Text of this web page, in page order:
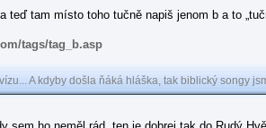
teď tam místo toho tučně napiš jenom b a to
tags/tag_b.asp
A kdyby došla ňáká hláška, tak biblický songy